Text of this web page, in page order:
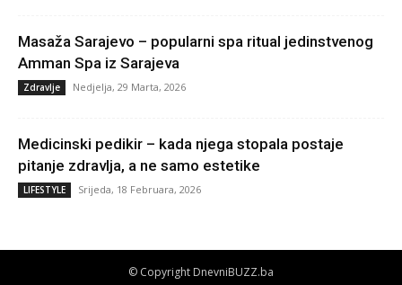
Masaža Sarajevo – popularni spa ritual jedinstvenog
Amman Spa iz Sarajeva
Zdravlje Nedjelja, 29 Marta, 2026
Medicinski pedikir – kada njega stopala postaje
pitanje zdravlja, a ne samo estetike
LIFESTYLE Srijeda, 18 Februara, 2026
© Copyright DnevniBUZZ.ba